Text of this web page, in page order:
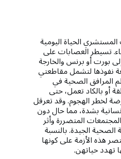
الحياة اليومية
تسيطر العصابات على
بورت أو برنس والخارجة
نفوذها لتشمل مقاطعتي
المرافق الصحية في
أو بالكاد تعمل، حتى
لخطر الهجوم. وقد تعرقل
بشدة، مما حال دون
المتضررة وأثر
الصحية الجيدة. بالنسبة
هذه الأزمة على كونها
حياتهن.